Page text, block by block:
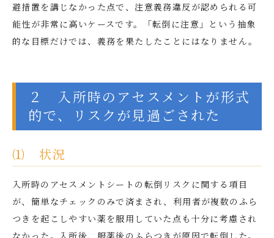
避措置を講じなかった点で、注意義務違反が認められる可
能性が非常に高いケースです。「転倒に注意」という抽象
的な目標だけでは、義務を果たしたことにはなりません。
２ 入所時のアセスメントが形式
的で、リスクが見過ごされた
⑴ 状況
入所時のアセスメントシートの転倒リスクに関する項目
が、簡単なチェックのみで済まされ、利用者が複数のふら
つきを起こしやすい薬を服用していた点も十分に考慮され
なかった。入所後、服薬後のふらつきが原因で転倒した。